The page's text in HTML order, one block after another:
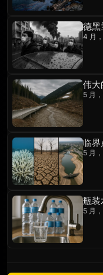
德黑
4 月
伟大
5 月
临界
5 月
瓶装
5 月